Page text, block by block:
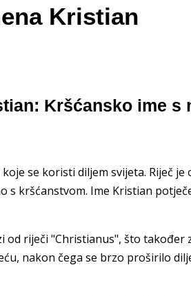
Kristian
Kršćansko ime s
se koristi diljem svijeta. Riječ je
s kršćanstvom. Ime Kristian
riječi "Christianus", što također
nakon čega se brzo proširilo